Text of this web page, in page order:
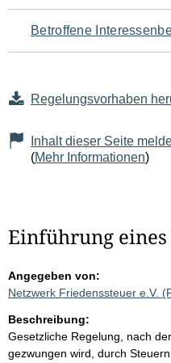
für
den
Seiteninhalt
Betroffene
Regelungsvorhaben
Inhalt dieser Seite
(Mehr Informationen)
Einführung
Angegeben von:
Netzwerk Friedenssteuer e.V.
Beschreibung:
Gesetzliche Regelung, nach
gezwungen wird, durch